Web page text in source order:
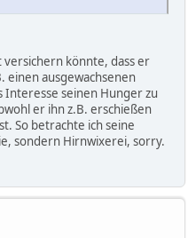
könnte, dass er
einen ausgewachsenen
Interesse seinen Hunger zu
er ihn z.B. erschießen
So betrachte ich seine
sondern Hirnwixerei, sorry.